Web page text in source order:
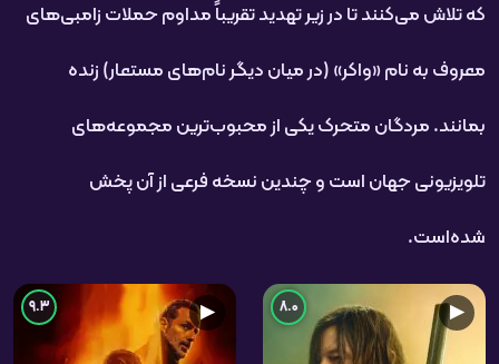
که تلاش می‌کنند تا در زیر تهدید تقریباً مداوم حملات زامبی‌های
معروف به نام «واکر» (در میان دیگر نام‌های مستعار) زنده
بمانند. مردگان متحرک یکی از محبوب‌ترین مجموعه‌های
تلویزیونی جهان است و چندین نسخه فرعی از آن پخش
شده‌است.
▶
8.0
▶
9.3